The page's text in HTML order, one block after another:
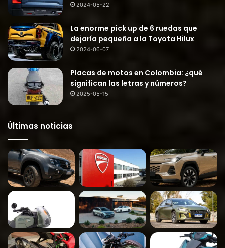
2024-05-22
La enorme pick up de 6 ruedas que
dejaría pequeña a la Toyota Hilux
2024-06-07
Placas de motos en Colombia: ¿qué
significan las letras y números?
2025-05-15
Últimas noticias